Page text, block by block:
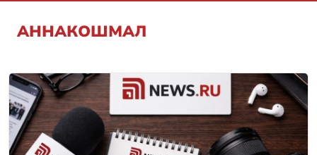
АННАКОШМАЛ